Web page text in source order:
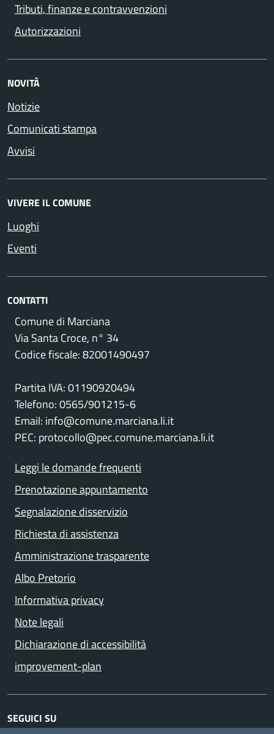
Tributi, finanze e contravvenzioni
Autorizzazioni
NOVITÀ
Notizie
Comunicati stampa
Avvisi
VIVERE IL COMUNE
Luoghi
Eventi
CONTATTI
Comune di Marciana
Via Santa Croce, n° 34
Codice fiscale: 82001490497
Partita IVA: 01190920494
Telefono: 0565/901215-6
Email: info@comune.marciana.li.it
PEC: protocollo@pec.comune.marciana.li.it
Leggi le domande frequenti
Prenotazione appuntamento
Segnalazione disservizio
Richiesta di assistenza
Amministrazione trasparente
Albo Pretorio
Informativa privacy
Note legali
Dichiarazione di accessibilità
improvement-plan
SEGUICI SU